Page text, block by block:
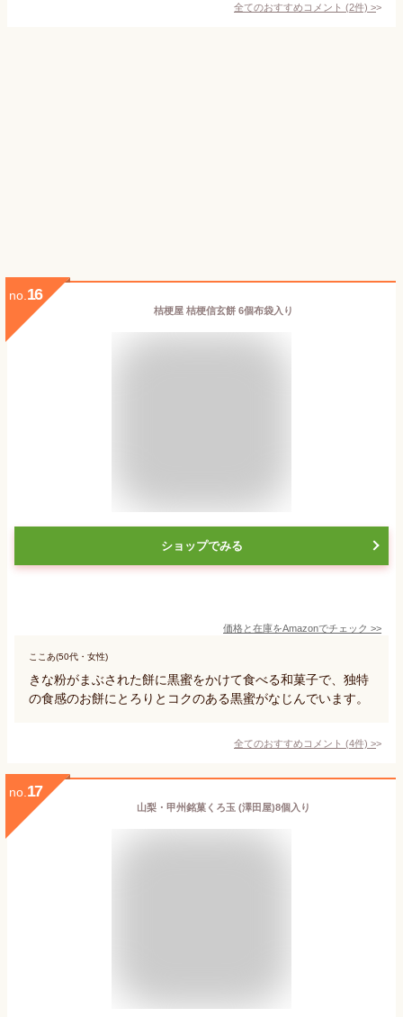
全てのおすすめコメント (2件) >
no. 16
桔梗屋 桔梗信玄餅 6個布袋入り
ショップでみる
価格と在庫をAmazonでチェック >>
ここあ(50代・女性)
きな粉がまぶされた餅に黒蜜をかけて食べる和菓子で、独特
の食感のお餅にとろりとコクのある黒蜜がなじんでいます。
全てのおすすめコメント (4件) >
no. 17
山梨・甲州銘菓くろ玉 (澤田屋)8個入り